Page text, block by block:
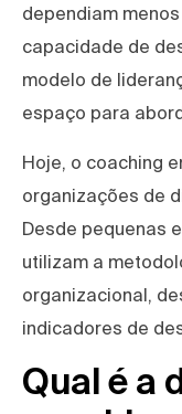
dependiam
capacidade de
modelo de
espaço para
Hoje, o coaching
organizações de
Desde pequenas
utilizam a
organizacional,
indicadores de
Qual é a